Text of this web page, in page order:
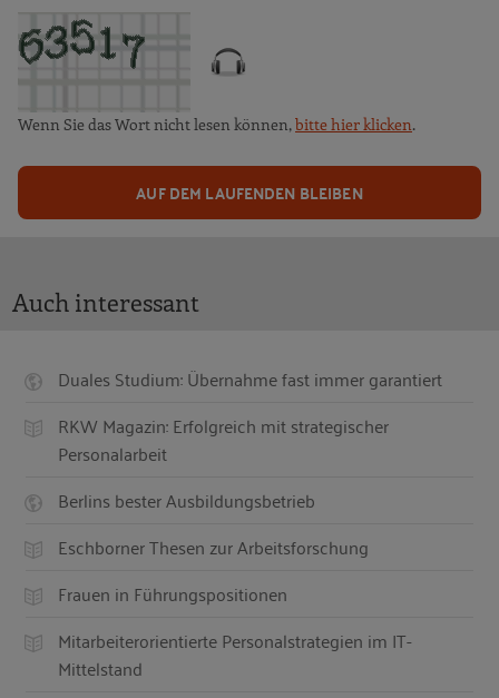
Wenn Sie das Wort nicht lesen können,bitte hier klicken.
AUF DEM LAUFENDEN BLEIBEN
Auch interessant
Duales Studium: Übernahme fast immer garantiert
RKW Magazin: Erfolgreich mit strategischer
Personalarbeit
Berlins bester Ausbildungsbetrieb
Eschborner Thesen zur Arbeitsforschung
Frauen in Führungspositionen
Mitarbeiterorientierte Personalstrategien im IT-
Mittelstand